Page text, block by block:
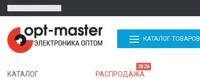
КАТАЛОГ ТОВАРОВ
КАТАЛОГ РАСПРОДАЖА
2026